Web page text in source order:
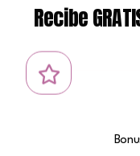
Recibe